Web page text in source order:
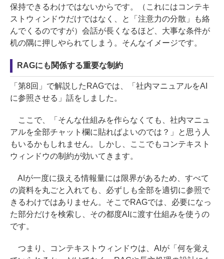
保持できるわけではないからです。（これにはコンテキ
ストウィンドウだけではなく、と「注意力の分散」も絡
んでくるのですが）会話が長くなるほど、大事な条件が
机の隅に押しやられてしまう。そんなイメージです。
RAGにも関係する重要な制約
「第8回」で解説したRAGでは、「社内マニュアルをAI
に参照させる」話をしました。
ここで、「そんな仕組みを作らなくても、社内マニュ
アルを全部チャット欄に貼ればよいのでは？」と思う人
もいるかもしれません。しかし、ここでもコンテキスト
ウィンドウの制約が効いてきます。
AIが一度に扱える情報量には限界があるため、すべて
の資料を丸ごと入れても、必ずしも全部を適切に参照で
きるわけではありません。そこでRAGでは、必要になっ
た部分だけを検索し、その都度AIに渡す仕組みを使うの
です。
つまり、コンテキストウィンドウは、AIが「何を覚え